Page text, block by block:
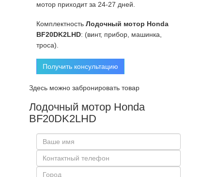
мотор приходит за 24-27 дней.
Комплектность Лодочный мотор Honda
BF20DK2LHD: (винт, прибор, машинка,
троса).
Получить консультацию
Здесь можно забронировать товар
Лодочный мотор Honda
BF20DK2LHD